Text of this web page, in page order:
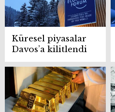
Küresel piyasalar
Davos’a kilitlendi